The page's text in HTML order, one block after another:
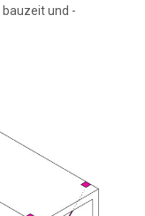
und -